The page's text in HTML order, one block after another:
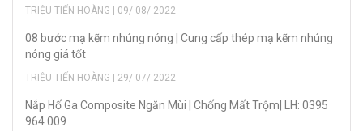
TRIỆU TIẾN HOÀNG | 09/ 08/ 2022
08 bước mạ kẽm nhúng nóng | Cung cấp thép mạ kẽm nhúng
nóng giá tốt
TRIỆU TIẾN HOÀNG | 29/ 07/ 2022
Nắp Hố Ga Composite Ngăn Mùi | Chống Mất Trộm| LH: 0395
964 009